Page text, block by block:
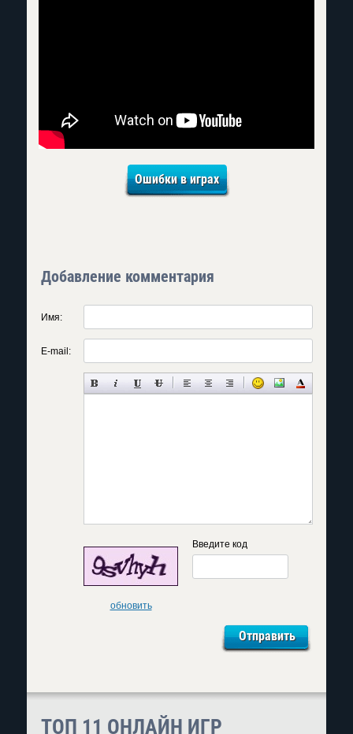
Ошибки в играх
Добавление комментария
Имя:
E-mail:
обновить
Введите код
ТОП 11 ОНЛАЙН ИГР